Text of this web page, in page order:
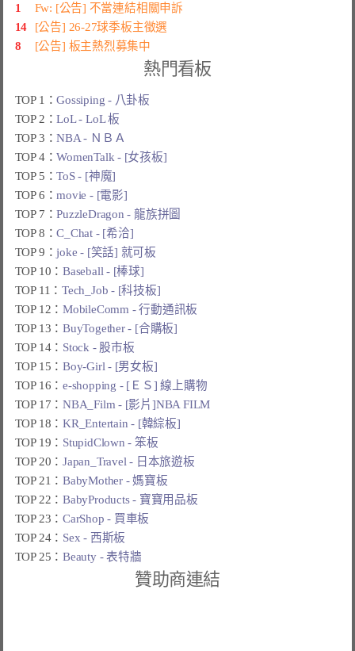
1
Fw: [公告] 不當連結相關申訴
14
[公告] 26-27球季板主徵選
8
[公告] 板主熱烈募集中
熱門看板
TOP 1：Gossiping - 八卦板
TOP 2：LoL - LoL 板
TOP 3：NBA - ＮＢＡ
TOP 4：WomenTalk - [女孩板]
TOP 5：ToS - [神魔]
TOP 6：movie - [電影]
TOP 7：PuzzleDragon - 龍族拼圖
TOP 8：C_Chat - [希洽]
TOP 9：joke - [笑話] 就可板
TOP 10：Baseball - [棒球]
TOP 11：Tech_Job - [科技板]
TOP 12：MobileComm - 行動通訊板
TOP 13：BuyTogether - [合購板]
TOP 14： Stock - 股市板
TOP 15：Boy-Girl - [男女板]
TOP 16：e-shopping - [ＥＳ] 線上購物
TOP 17：NBA_Film - [影片]NBA FILM
TOP 18：KR_Entertain - [韓綜板]
TOP 19： StupidClown - 笨板
TOP 20：Japan_Travel - 日本旅遊板
TOP 21：BabyMother - 媽寶板
TOP 22：BabyProducts - 寶寶用品板
TOP 23：CarShop - 買車板
TOP 24： Sex - 西斯板
TOP 25：Beauty - 表特牆
贊助商連結